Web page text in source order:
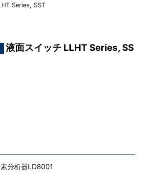
Series, SST
液面スイッチ LLHT Series, SS
分析器LD8001